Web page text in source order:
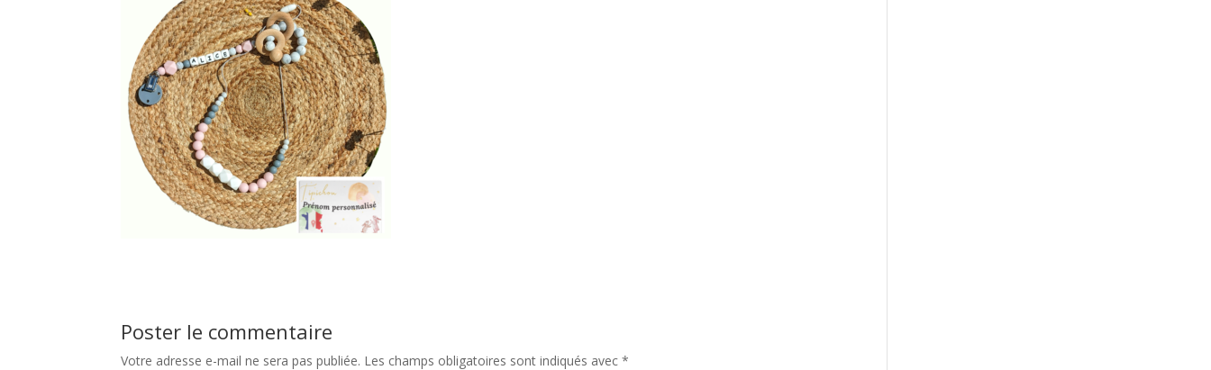
Poster le commentaire
Votre adresse e-mail ne sera pas publiée. Les champs obligatoires sont indiqués avec*